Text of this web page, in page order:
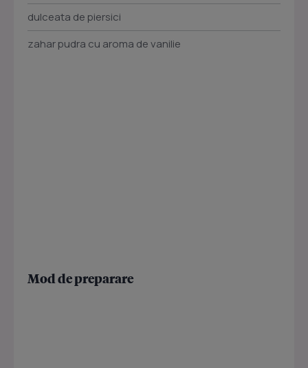
dulceata de piersici
zahar pudra cu aroma de vanilie
Mod de preparare